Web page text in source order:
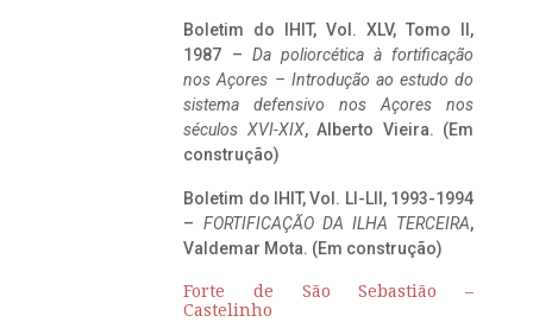
Boletim do IHIT, Vol. XLV, Tomo II,
1987 – Da poliorcética à fortificação
nos Açores – Introdução ao estudo do
sistema defensivo nos Açores nos
séculos XVI-XIX, Alberto Vieira. (Em
construção)
Boletim do IHIT, Vol. LI-LII, 1993-1994
– FORTIFICAÇÃO DA ILHA TERCEIRA,
Valdemar Mota. (Em construção)
Forte de São Sebastião –
Castelinho